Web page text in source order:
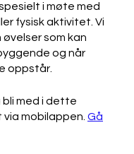
i møte med
fysisk aktivitet. Vi
som kan
og når
oppstår.
bli med i dette
mobilappen. Gå